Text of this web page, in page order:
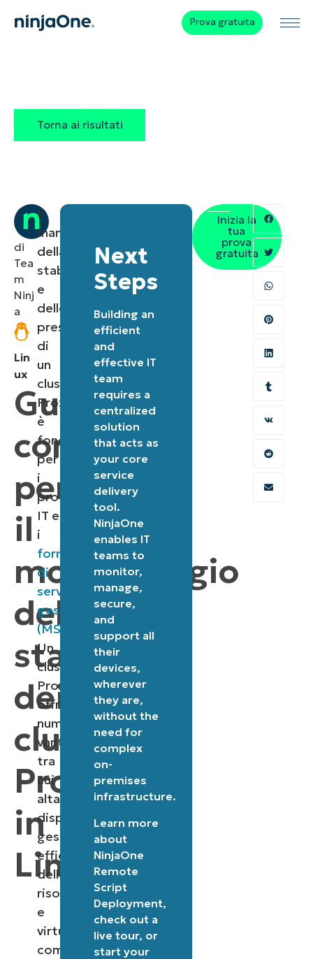
Prova gratuita
Torna ai risultati
Lin
ux
Guida
completa
per
il
monitoraggio
dello
stato
dei
cluster
Proxmox
in
Linux
di
Tea
m
Ninj
a
Il
mantenimento
della
stabilità
e
delle
prestazioni
di
un
cluster
Proxmox
è
fondamentale
per
i
professionisti
IT e
i
fornitori
di
servizi
gestiti
(MSP)
Un
cluster
Proxmox
offre
numerosi
vantaggi,
tra
cui
alta
disponibilità,
gestione
efficiente
delle
risorse
e
virtualizzazione
completa.
Next
Steps
Building an
efficient
and
effective IT
team
requires a
centralized
solution
that acts as
your core
service
delivery
tool.
NinjaOne
enables IT
teams to
monitor,
manage,
secure,
and
support all
their
devices,
wherever
they are,
without the
need for
complex
on-
premises
infrastructure.
Learn more
about
NinjaOne
Remote
Script
Deployment,
check out a
live tour, or
start your
Inizia la
tua
prova
gratuita